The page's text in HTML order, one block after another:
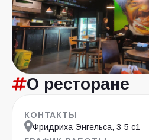
О ресторане
КОНТАКТЫ
Фридриха Энгельса, 3-5 с1